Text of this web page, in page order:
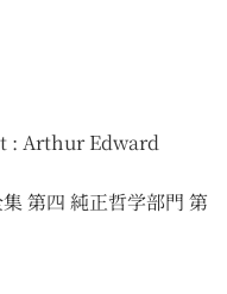
: Arthur Edward
第四 純正哲学部門 第